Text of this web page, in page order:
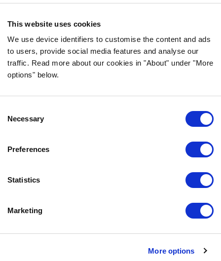
This website uses cookies
We use device identifiers to customise the content and ads
to users, provide social media features and analyse our
traffic. Read more about our cookies in "About" under "More
options" below.
Selection
Necessary
Preferences
Statistics
Marketing
More options
ŚLEDŹ NAS W MEDIACH
INFORMACJA
GWARANCJA SMAKU
info.pl@bozita.se